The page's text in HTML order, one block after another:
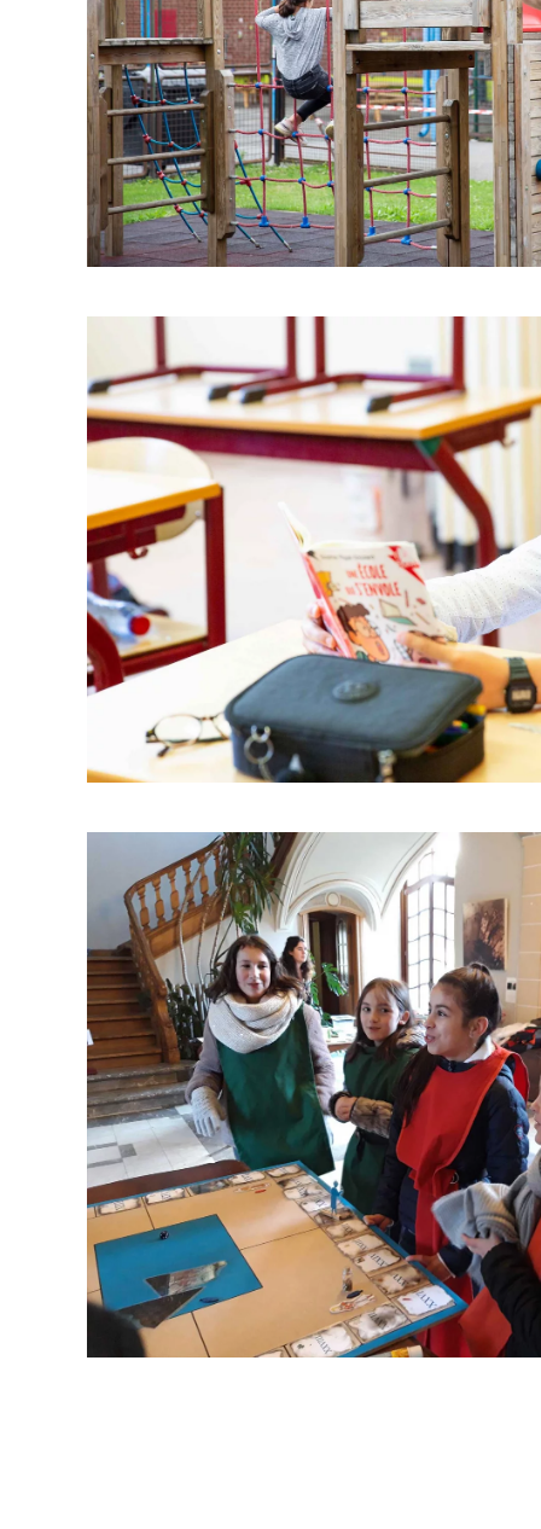
Cliquez pour agrandir
Cliquez pour agrandir
Cliquez pour agrandir